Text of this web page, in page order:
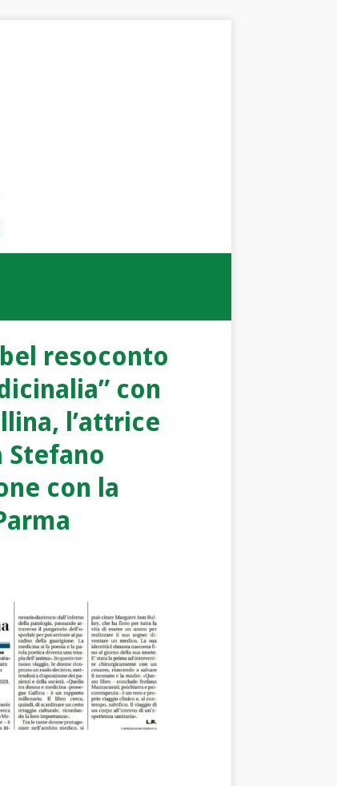
resoconto
con
l’attrice
Stefano
con la